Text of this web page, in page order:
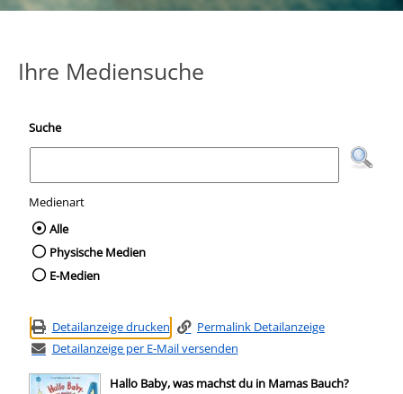
Ihre Mediensuche
Suche
Medienart
Wählen Sie die Medienart nach der Sie
Alle
Physische Medien
E-Medien
Detailanzeige drucken
Permalink Detailanzeige
Detailanzeige per E-Mail versenden
Hallo Baby, was machst du in Mamas Bauch?